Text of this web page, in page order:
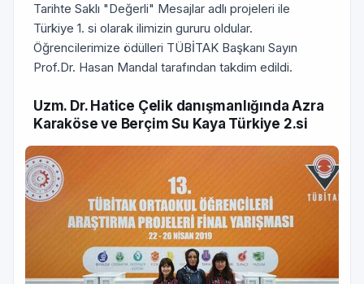
Tarihte Saklı "Değerli" Mesajlar adlı projeleri ile
Türkiye 1. si olarak ilimizin gururu oldular.
Öğrencilerimize ödülleri TÜBİTAK Başkanı Sayın
Prof.Dr. Hasan Mandal tarafından takdim edildi.
Uzm. Dr. Hatice Çelik danışmanlığında Azra
Karaköse ve Berçim Su Kaya Türkiye 2.si